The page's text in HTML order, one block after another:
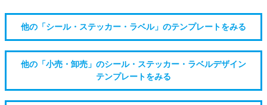
他の「シール・ステッカー・ラベル」のテンプレートをみる
他の「小売・卸売」のシール・ステッカー・ラベルデザイン
テンプレートをみる